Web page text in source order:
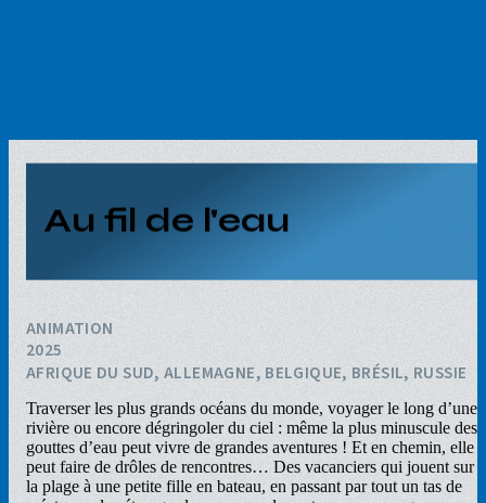
Au fil de l'eau
ANIMATION
2025
AFRIQUE DU SUD, ALLEMAGNE, BELGIQUE, BRÉSIL, RUSSIE
Traverser les plus grands océans du monde, voyager le long d’une
rivière ou encore dégringoler du ciel : même la plus minuscule des
gouttes d’eau peut vivre de grandes aventures ! Et en chemin, elle
peut faire de drôles de rencontres… Des vacanciers qui jouent sur
la plage à une petite fille en bateau, en passant par tout un tas de